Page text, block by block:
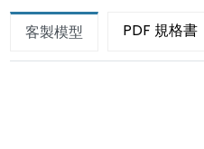
客製模型 PDF 規格書